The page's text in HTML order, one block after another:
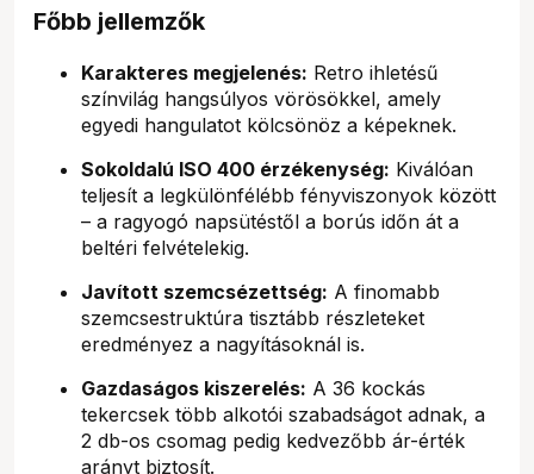
Főbb jellemzők
Karakteres megjelenés: Retro ihletésű
színvilág hangsúlyos vörösökkel, amely
egyedi hangulatot kölcsönöz a képeknek.
Sokoldalú ISO 400 érzékenység: Kiválóan
teljesít a legkülönfélébb fényviszonyok között
– a ragyogó napsütéstől a borús időn át a
beltéri felvételekig.
Javított szemcsézettség: A finomabb
szemcsestruktúra tisztább részleteket
eredményez a nagyításoknál is.
Gazdaságos kiszerelés: A 36 kockás
tekercsek több alkotói szabadságot adnak, a
2 db-os csomag pedig kedvezőbb ár-érték
arányt biztosít.